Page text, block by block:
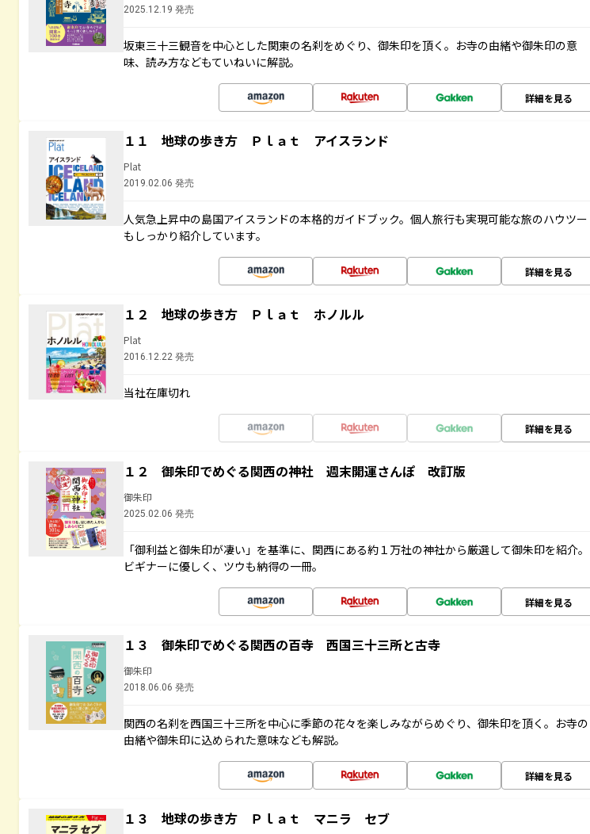
2025.12.19 発売
坂東三十三観音を中心とした関東の名刹をめぐり、御朱印を頂く。お寺の由緒や御朱印の意
味、読み方などもていねいに解説。
詳細を見る
１１ 地球の歩き方 Ｐｌａｔ アイスランド
Plat
2019.02.06 発売
人気急上昇中の島国アイスランドの本格的ガイドブック。個人旅行も実現可能な旅のハウツー
もしっかり紹介しています。
詳細を見る
１２ 地球の歩き方 Ｐｌａｔ ホノルル
Plat
2016.12.22 発売
当社在庫切れ
詳細を見る
１２ 御朱印でめぐる関西の神社 週末開運さんぽ 改訂版
御朱印
2025.02.06 発売
「御利益と御朱印が凄い」を基準に、関西にある約１万社の神社から厳選して御朱印を紹介。
ビギナーに優しく、ツウも納得の一冊。
詳細を見る
１３ 御朱印でめぐる関西の百寺 西国三十三所と古寺
御朱印
2018.06.06 発売
関西の名刹を西国三十三所を中心に季節の花々を楽しみながらめぐり、御朱印を頂く。お寺の
由緒や御朱印に込められた意味なども解説。
詳細を見る
１３ 地球の歩き方 Ｐｌａｔ マニラ セブ